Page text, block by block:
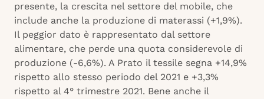
presente, la crescita nel settore del mobile, che
include anche la produzione di materassi (+1,9%).
Il peggior dato è rappresentato dal settore
alimentare, che perde una quota considerevole di
produzione (-6,6%). A Prato il tessile segna +14,9%
rispetto allo stesso periodo del 2021 e +3,3%
rispetto al 4° trimestre 2021. Bene anche il